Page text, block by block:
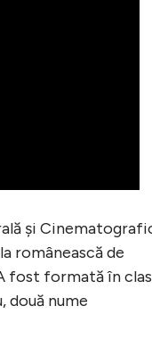
și
românească de
fost formată în
două nume